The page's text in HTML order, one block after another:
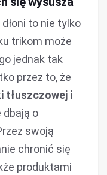
to nie tylko
trikom może
jednak tak
przez to, że
tłuszczowej i
dbają o
swoją
chronić się
produktami